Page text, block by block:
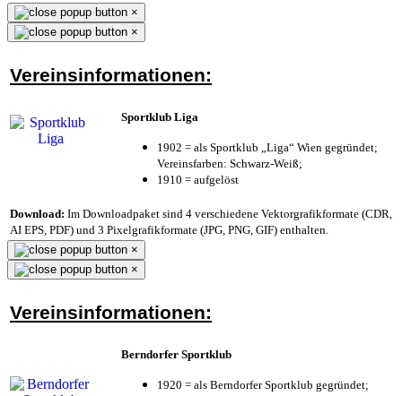
×
×
Vereinsinformationen:
Sportklub Liga
1902 = als Sportklub „Liga“ Wien gegründet;
Vereinsfarben: Schwarz-Weiß;
1910 = aufgelöst
Download: Im Downloadpaket sind 4 verschiedene Vektorgrafikformate (CDR,
AI EPS, PDF) und 3 Pixelgrafikformate (JPG, PNG, GIF) enthalten.
×
×
Vereinsinformationen:
Berndorfer Sportklub
1920 = als Berndorfer Sportklub gegründet;